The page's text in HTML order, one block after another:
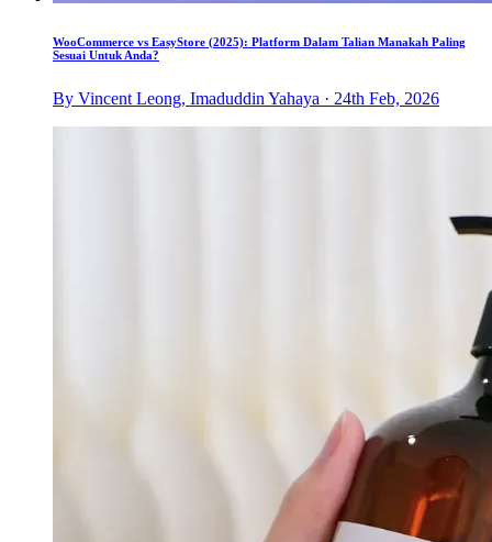
WooCommerce vs EasyStore (2025): Platform Dalam Talian Manakah Paling
Sesuai Untuk Anda?
By Vincent Leong, Imaduddin Yahaya · 24th Feb, 2026